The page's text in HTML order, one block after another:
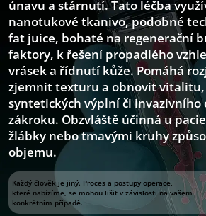
únavu a stárnutí. Tato léčba
nanotukové tkanivo, podobné
fat juice, bohaté na regenerační
faktory, k řešení propadlého
vrásek a řídnutí kůže. Pomáhá
zjemnit texturu a obnovit vitalitu,
syntetických výplní či invazivního
zákroku. Obzvláště účinná u
žlábky nebo tmavými kruhy
objemu.
Každý člověk je jiný. Proces a postupy operace,
které nabízíme, se mohou lišit v závislosti na vašem
konkrétním případě.